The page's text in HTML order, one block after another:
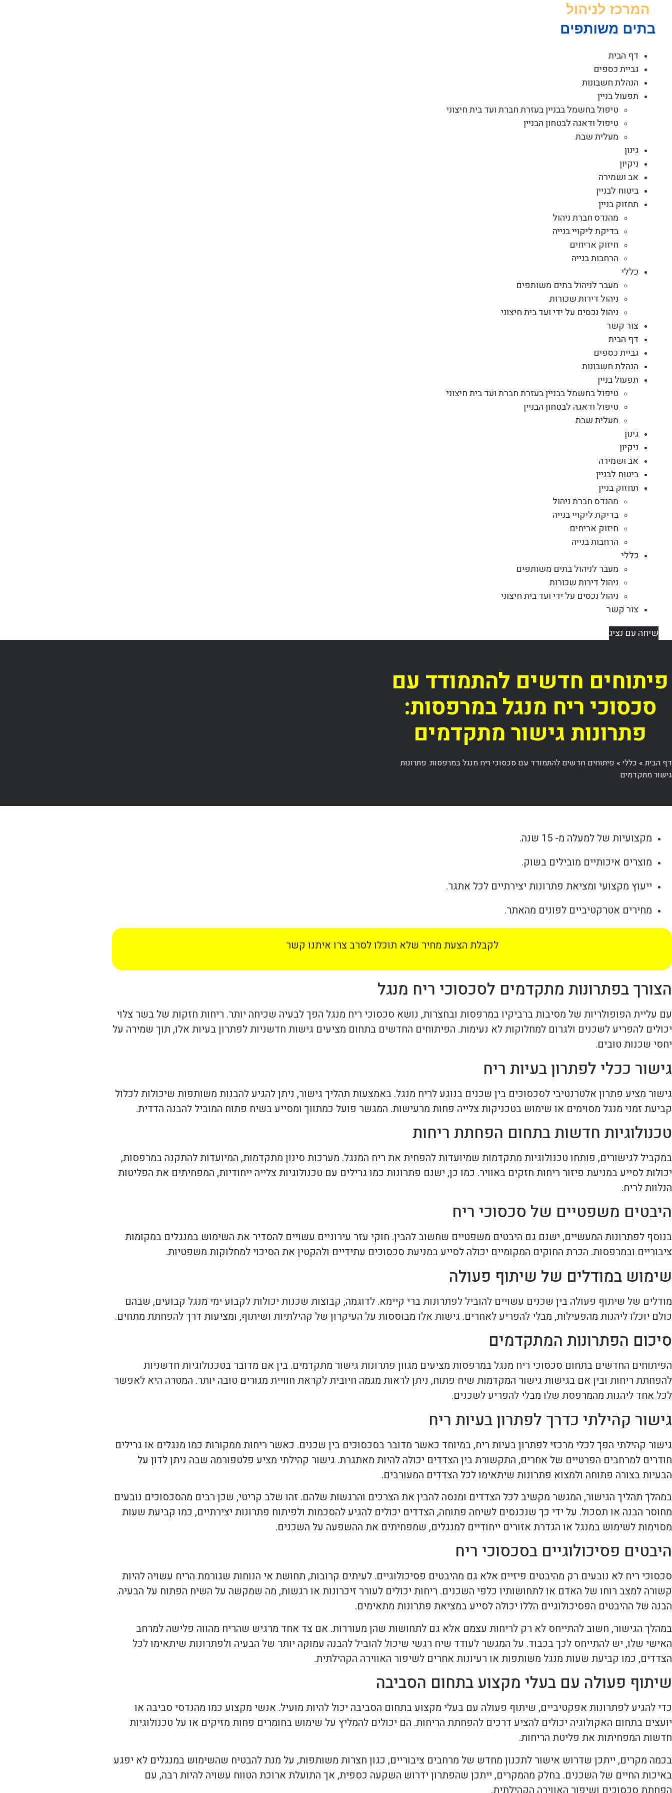
דף הבית
גביית כספים
הנהלת חשבונות
תפעול בניין
טיפול בחשמל בבניין בעזרת חברת ועד בית חיצוני
טיפול ודאגה לבטחון הבניין
מעלית שבת
גינון
ניקיון
אב ושמירה
ביטוח לבניין
תחזוק בניין
מהנדס חברת ניהול
בדיקת ליקויי בנייה
חיזוק אריחים
הרחבות בנייה
כללי
מעבר לניהול בתים משותפים
ניהול דירות שכורות
ניהול נכסים על ידי ועד בית חיצוני
צור קשר
דף הבית
גביית כספים
הנהלת חשבונות
תפעול בניין
טיפול בחשמל בבניין בעזרת חברת ועד בית חיצוני
טיפול ודאגה לבטחון הבניין
מעלית שבת
גינון
ניקיון
אב ושמירה
ביטוח לבניין
תחזוק בניין
מהנדס חברת ניהול
בדיקת ליקויי בנייה
חיזוק אריחים
הרחבות בנייה
כללי
מעבר לניהול בתים משותפים
ניהול דירות שכורות
ניהול נכסים על ידי ועד בית חיצוני
צור קשר
שיחה עם נציג
פיתוחים חדשים להתמודד עם
סכסוכי ריח מנגל במרפסות:
פתרונות גישור מתקדמים
דף הבית» כללי » פיתוחים חדשים להתמודד עם סכסוכי ריח מנגל במרפסות: פתרונות
גישור מתקדמים
מקצועיות של למעלה מ- 15 שנה.
מוצרים איכותיים מובילים בשוק.
ייעוץ מקצועי ומציאת פתרונות יצירתיים לכל אתגר.
מחירים אטרקטיביים לפונים מהאתר.
לקבלת הצעת מחיר שלא תוכלו לסרב צרו איתנו קשר
הצורך בפתרונות מתקדמים לסכסוכי ריח מנגל
עם עליית הפופולריות של מסיבות ברביקיו במרפסות ובחצרות, נושא סכסוכי ריח מנגל הפך לבעיה שכיחה יותר. ריחות חזקות של בשר צלוי
יכולים להפריע לשכנים ולגרום למחלוקות לא נעימות. הפיתוחים החדשים בתחום מציעים גישות חדשניות לפתרון בעיות אלו, תוך שמירה על
יחסי שכנות טובים.
גישור ככלי לפתרון בעיות ריח
גישור מציע פתרון אלטרנטיבי לסכסוכים בין שכנים בנוגע לריח מנגל. באמצעות תהליך גישור, ניתן להגיע להבנות משותפות שיכולות לכלול
קביעת זמני מנגל מסוימים או שימוש בטכניקות צלייה פחות מרעישות. המגשר פועל כמתווך ומסייע בשיח פתוח המוביל להבנה הדדית.
טכנולוגיות חדשות בתחום הפחתת ריחות
במקביל לגישורים, פותחו טכנולוגיות מתקדמות שמיועדות להפחית את ריח המנגל. מערכות סינון מתקדמות, המיועדות להתקנה במרפסות,
יכולות לסייע במניעת פיזור ריחות חזקים באוויר. כמו כן, ישנם פתרונות כמו גרילים עם טכנולוגיות צלייה ייחודיות, המפחיתים את הפליטות
הנלוות לריח.
היבטים משפטיים של סכסוכי ריח
בנוסף לפתרונות המעשיים, ישנם גם היבטים משפטיים שחשוב להבין. חוקי עזר עירוניים עשויים להסדיר את השימוש במנגלים במקומות
ציבוריים ובמרפסות. הכרת החוקים המקומיים יכולה לסייע במניעת סכסוכים עתידיים ולהקטין את הסיכוי למחלוקות משפטיות.
שימוש במודלים של שיתוף פעולה
מודלים של שיתוף פעולה בין שכנים עשויים להוביל לפתרונות ברי קיימא. לדוגמה, קבוצות שכנות יכולות לקבוע ימי מנגל קבועים, שבהם
כולם יוכלו ליהנות מהפעילות, מבלי להפריע לאחרים. גישות אלו מבוססות על העיקרון של קהילתיות ושיתוף, ומציעות דרך להפחתת מתחים.
סיכום הפתרונות המתקדמים
הפיתוחים החדשים בתחום סכסוכי ריח מנגל במרפסות מציעים מגוון פתרונות גישור מתקדמים. בין אם מדובר בטכנולוגיות חדשניות
להפחתת ריחות ובין אם בגישות גישור המקדמות שיח פתוח, ניתן לראות מגמה חיובית לקראת חוויית מגורים טובה יותר. המטרה היא לאפשר
לכל אחד ליהנות מהמרפסת שלו מבלי להפריע לשכנים.
גישור קהילתי כדרך לפתרון בעיות ריח
גישור קהילתי הפך לכלי מרכזי לפתרון בעיות ריח, במיוחד כאשר מדובר בסכסוכים בין שכנים. כאשר ריחות ממקורות כמו מנגלים או גרילים
חודרים למרחבים הפרטיים של אחרים, התקשורת בין הצדדים יכולה להיות מאתגרת. גישור קהילתי מציע פלטפורמה שבה ניתן לדון על
הבעיות בצורה פתוחה ולמצוא פתרונות שיתאימו לכל הצדדים המעורבים.
במהלך תהליך הגישור, המגשר מקשיב לכל הצדדים ומנסה להבין את הצרכים והרגשות שלהם. זהו שלב קריטי, שכן רבים מהסכסוכים נובעים
מחוסר הבנה או תסכול. על ידי כך שנכנסים לשיחה פתוחה, הצדדים יכולים להגיע להסכמות ולפיתוח פתרונות יצירתיים, כמו קביעת שעות
מסוימות לשימוש במנגל או הגדרת אזורים ייחודיים למנגלים, שמפחיתים את ההשפעה על השכנים.
היבטים פסיכולוגיים בסכסוכי ריח
סכסוכי ריח לא נובעים רק מהיבטים פיזיים אלא גם מהיבטים פסיכולוגיים. לעיתים קרובות, תחושת אי הנוחות שגורמת הריח עשויה להיות
קשורה למצב רוחו של האדם או לתחושותיו כלפי השכנים. ריחות יכולים לעורר זיכרונות או רגשות, מה שמקשה על השיח הפתוח על הבעיה.
הבנה של ההיבטים הפסיכולוגיים הללו יכולה לסייע במציאת פתרונות מתאימים.
במהלך הגישור, חשוב להתייחס לא רק לריחות עצמם אלא גם לתחושות שהן מעוררות. אם צד אחד מרגיש שהריח מהווה פלישה למרחב
האישי שלו, יש להתייחס לכך בכבוד. על המגשר לעודד שיח רגשי שיכול להוביל להבנה עמוקה יותר של הבעיה ולפתרונות שיתאימו לכל
הצדדים, כמו קביעת שעות מנגל משותפות או רעיונות אחרים לשיפור האווירה הקהילתית.
שיתוף פעולה עם בעלי מקצוע בתחום הסביבה
כדי להגיע לפתרונות אפקטיביים, שיתוף פעולה עם בעלי מקצוע בתחום הסביבה יכול להיות מועיל. אנשי מקצוע כמו מהנדסי סביבה או
יועצים בתחום האקולוגיה יכולים להציע דרכים להפחתת הריחות. הם יכולים להמליץ על שימוש בחומרים פחות מזיקים או על טכנולוגיות
חדשות המפחיתות את פליטת הריחות.
בכמה מקרים, ייתכן שדרוש אישור לתכנון מחדש של מרחבים ציבוריים, כגון חצרות משותפות, על מנת להבטיח שהשימוש במנגלים לא יפגע
באיכות החיים של השכנים. בחלק מהמקרים, ייתכן שהפתרון ידרוש השקעה כספית, אך התועלת ארוכת הטווח עשויה להיות רבה, עם
הפחתת סכסוכים ושיפור האווירה הקהילתית.